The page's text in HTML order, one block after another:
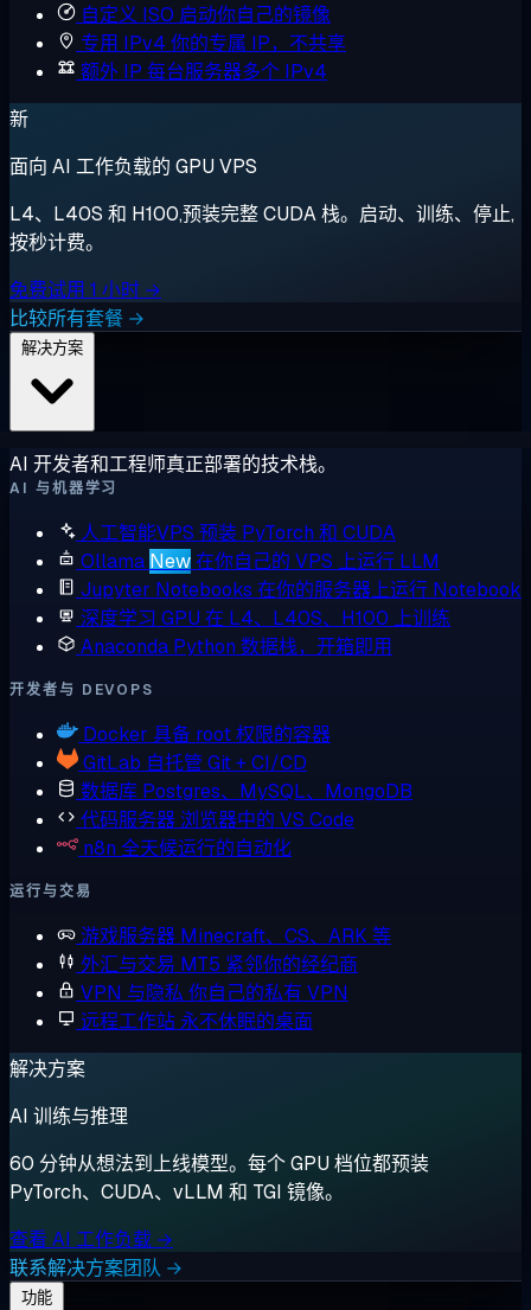
自定义 ISO 启动你自己的镜像
专用 IPv4 你的专属 IP，不共享
额外 IP 每台服务器多个 IPv4
新
面向 AI 工作负载的 GPU VPS
L4、L40S 和 H100,预装完整 CUDA 栈。启动、训练、停止,
按秒计费。
免费试用 1 小时 →
比较所有套餐 →
AI 开发者和工程师真正部署的技术栈。
AI 与机器学习
人工智能VPS 预装 PyTorch 和 CUDA
Ollama New在你自己的 VPS 上运行 LLM
Jupyter Notebooks 在你的服务器上运行 Notebook
深度学习 GPU 在 L4、L40S、H100 上训练
Anaconda Python 数据栈，开箱即用
开发者与 DEVOPS
Docker 具备 root 权限的容器
GitLab 自托管 Git + CI/CD
数据库 Postgres、MySQL、MongoDB
代码服务器 浏览器中的 VS Code
n8n 全天候运行的自动化
运行与交易
游戏服务器 Minecraft、CS、ARK 等
外汇与交易 MT5 紧邻你的经纪商
VPN 与隐私 你自己的私有 VPN
远程工作站 永不休眠的桌面
解决方案
AI 训练与推理
60 分钟从想法到上线模型。每个 GPU 档位都预装
PyTorch、CUDA、vLLM 和 TGI 镜像。
查看 AI 工作负载 →
联系解决方案团队 →